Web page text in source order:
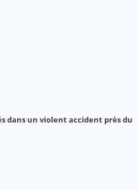
dans un violent accident près du